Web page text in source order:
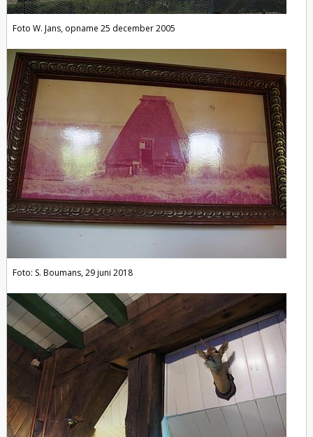
Foto W. Jans, opname 25 december 2005
Foto: S. Boumans, 29 juni 2018